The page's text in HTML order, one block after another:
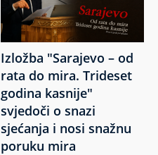
Izložba "Sarajevo – od
rata do mira. Trideset
godina kasnije"
svjedoči o snazi
sjećanja i nosi snažnu
poruku mira